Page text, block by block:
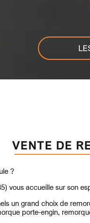
VENTE DE
?
vous accueille sur son
un grand choix de
porte-engin,